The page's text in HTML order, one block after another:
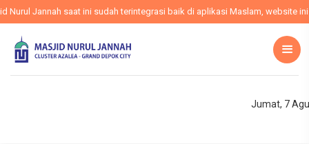
Jannah saat ini sudah terintegrasi baik di aplikasi Maslam, website ini
Jumat, 7